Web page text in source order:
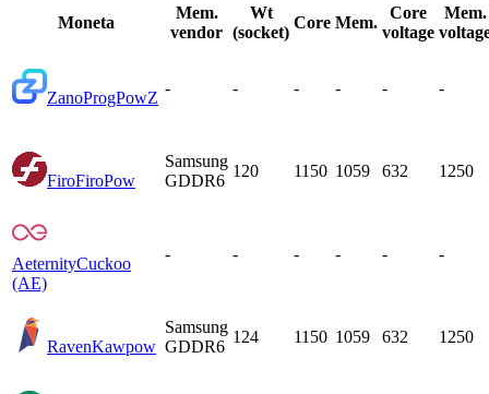
Moneta
Mem.
vendor
Wt
(socket)
Core Mem.
Core
voltage
Mem.
ZanoProgPowZ
- - - - - -
FiroFiroPow
Samsung
GDDR6
120 1150 1059 632 1250
AeternityCuckoo
(AE)
- - - - - -
RavenKawpow
Samsung
GDDR6
124 1150 1059 632 1250